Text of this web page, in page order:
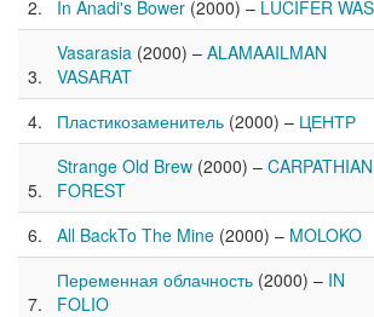
In Anadi's Bower (2000) – LUCIFER WAS
Vasarasia (2000) – ALAMAAILMAN
VASARAT
Пластикозаменитель (2000) – ЦЕНТР
Strange Old Brew (2000) – CARPATHIAN
FOREST
All BackTo The Mine (2000) – MOLOKO
Переменная облачность (2000) – IN
FOLIO